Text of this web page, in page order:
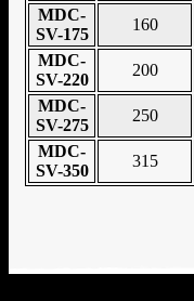
MDC-
SV-175
160
MDC-
SV-220
200
MDC-
SV-275
250
MDC-
SV-350
315